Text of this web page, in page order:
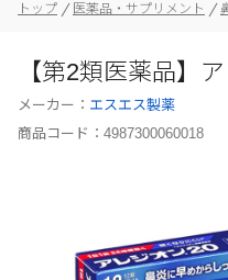
瓶詰
トップ 医薬品・サプリメント
【第2類医薬品】
メーカー： エスエス製薬
商品コード： 4987300060018